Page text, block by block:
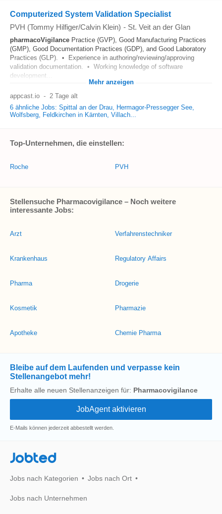
Computerized System Validation Specialist
PVH (Tommy Hilfiger/Calvin Klein) - St. Veit an der Glan
pharmacoVigilance Practice (GVP), Good Manufacturing Practices
(GMP), Good Documentation Practices (GDP), and Good Laboratory
Practices (GLP). • Experience in authoring/reviewing/approving
validation documentation. • Working knowledge of software
development...
Mehr anzeigen
appcast.io - 2 Tage alt
6 ähnliche Jobs: Spittal an der Drau, Hermagor-Pressegger See,
Wolfsberg, Feldkirchen in Kärnten, Villach...
Top-Unternehmen, die einstellen:
Roche PVH
Stellensuche Pharmacovigilance – Noch weitere
interessante Jobs:
Arzt
Krankenhaus
Pharma
Kosmetik
Apotheke
Verfahrenstechniker
Regulatory Affairs
Drogerie
Pharmazie
Chemie Pharma
Bleibe auf dem Laufenden und verpasse kein
Stellenangebot mehr!
Erhalte alle neuen Stellenanzeigen für: Pharmacovigilance
E-Mails können jederzeit abbestellt werden.
Jobted
Jobs nach Kategorien Jobs nach Ort
Jobs nach Unternehmen